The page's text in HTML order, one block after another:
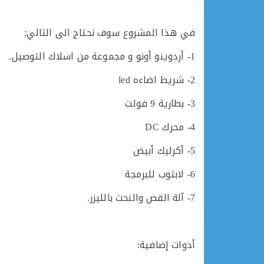
في هذا المشروع سوف نحتاج الى التالي:
1- أردوينو أونو و مجموعة من اسلاك التوصيل.
2- شريط اضاءه led
3- بطارية 9 فولت
4- محرك DC
5- أكرليك أبيض
6- لابتوب للبرمجة
7- آلة القص والنحت بالليزر.
أدوات إضافية: